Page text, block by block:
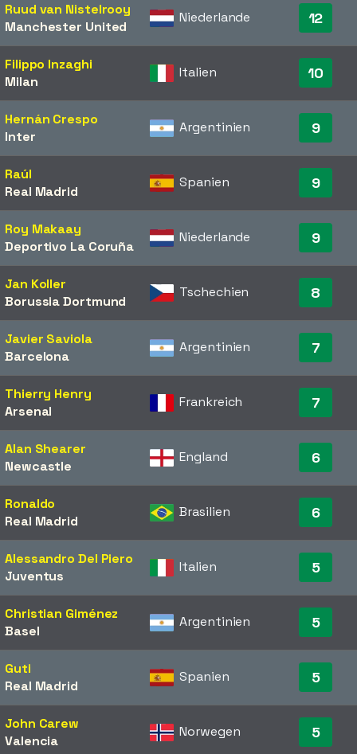
Ruud van Nistelrooy
Manchester United
Niederlande 12
Filippo Inzaghi
Milan
Italien 10
Hernán Crespo
Inter
Argentinien 9
Raúl
Real Madrid
Spanien 9
Roy Makaay
Deportivo La Coruña
Niederlande 9
Jan Koller
Borussia Dortmund
Tschechien 8
Javier Saviola
Barcelona
Argentinien 7
Thierry Henry
Arsenal
Frankreich 7
Alan Shearer
Newcastle
England 6
Ronaldo
Real Madrid
Brasilien 6
Alessandro Del Piero
Juventus
Italien 5
Christian Giménez
Basel
Argentinien 5
Guti
Real Madrid
Spanien 5
John Carew
Valencia
Norwegen 5